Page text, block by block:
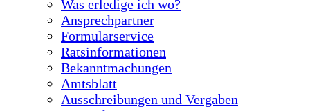
Was erledige ich wo?
Ansprechpartner
Formularservice
Ratsinformationen
Bekanntmachungen
Amtsblatt
Ausschreibungen und Vergaben